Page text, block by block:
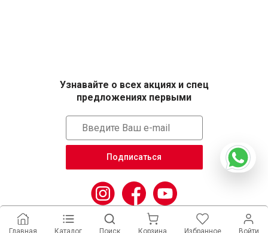
Узнавайте о всех акциях и спец
предложениях первыми
Подписаться
Главная Каталог Поиск Корзина Избранное Войти